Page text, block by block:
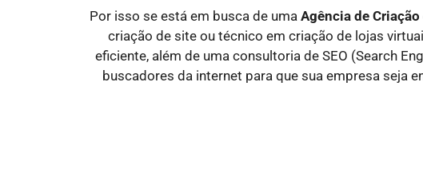
Por isso se está em busca de uma Agência de
criação de site ou técnico em criação de lojas
eficiente, além de uma consultoria de SEO (Search
buscadores da internet para que sua empresa seja